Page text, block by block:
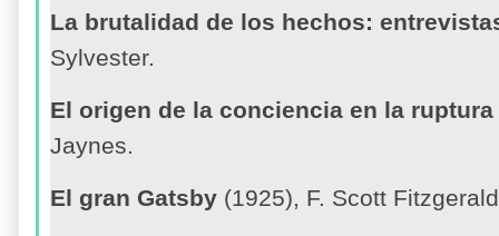
La brutalidad de los hechos:
Sylvester.
El origen de la conciencia en la
Jaynes.
El gran Gatsby (1925), F. Scott